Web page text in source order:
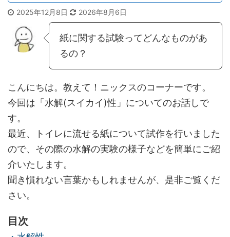
2025年12月8日 2026年8月6日
紙に関する試験ってどんなものがあ
るの？
こんにちは。教えて！ニックスのコーナーです。
今回は「水解(スイカイ)性」についてのお話しで
す。
最近、トイレに流せる紙について試作を行いました
ので、その際の水解の実験の様子などを簡単にご紹
介いたします。
聞き慣れない言葉かもしれませんが、是非ご覧くだ
さい。
目次